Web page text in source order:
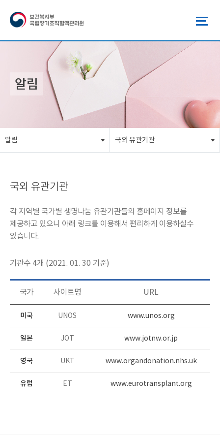
알림
알림 국외 유관기관
국외 유관기관
각 지역별 국가별 생명나눔 유관기관들의 홈페이지 정보를
제공하고 있으니 아래 링크를 이용해서 편리하게 이용하실수
있습니다.
기관수 4개 (2021. 01. 30 기준)
국가 사이트명 URL
미국 UNOS www.unos.org
일본 JOT www.jotnw.or.jp
영국 UKT www.organdonation.nhs.uk
유럽 ET www.eurotransplant.org